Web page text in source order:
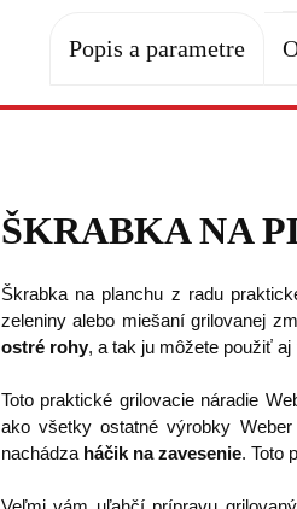
Popis a parametre
ŠKRABKA NA
Škrabka na planchu z radu
zeleniny alebo miešaní grilovanej
ostré rohy, a tak ju môžete použiť
Toto praktické grilovacie náradie
ako všetky ostatné výrobky
nachádza háčik na zavesenie. Toto